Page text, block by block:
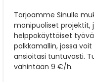
Tarjoamme Sinulle
monipuoliset
helppokäyttöiset
palkkamallin, jossa
ansioitasi tuntuvasti.
vähintään 9 €/h.